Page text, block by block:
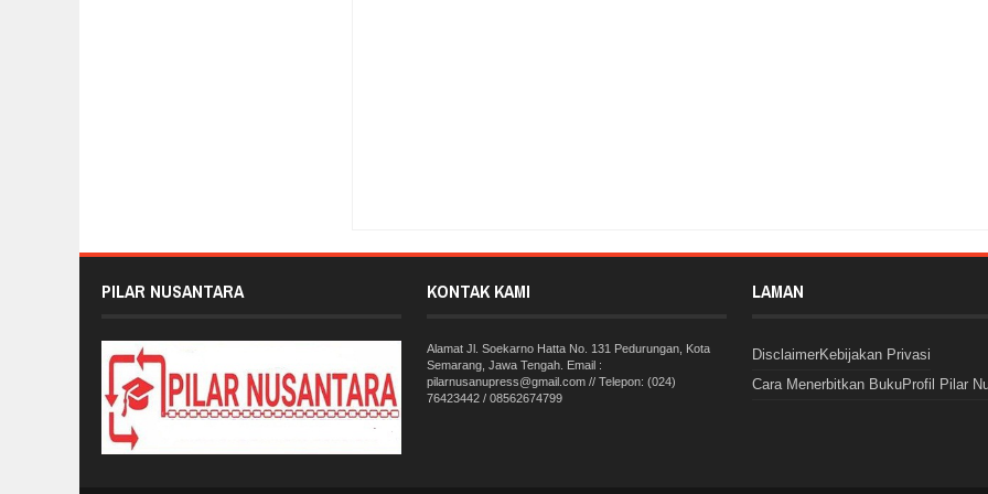
PILAR NUSANTARA KONTAK KAMI
Alamat Jl. Soekarno Hatta No. 131 Pedurungan, Kota
Semarang, Jawa Tengah. Email :
pilarnusanupress@gmail.com // Telepon: (024)
76423442 / 08562674799
LAMAN
DisclaimerKebijakan Privasi
Cara Menerbitkan BukuProfil Pilar